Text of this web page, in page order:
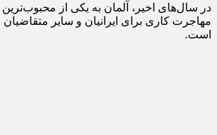
در سال‌های اخیر، آلمان به یکی از
مهاجرت کاری برای ایرانیان و سایر متقاضیان
است.